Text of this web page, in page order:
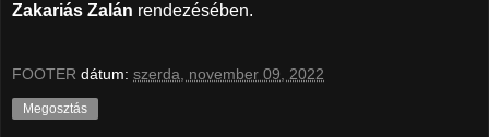
Zakariás Zalán rendezésében.
FOOTER dátum: szerda, november 09, 2022
Megosztás